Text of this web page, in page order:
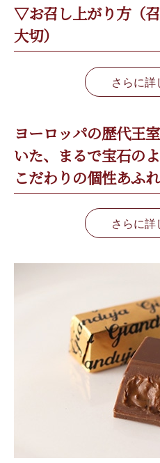
▽お召し上がり方（
大切）
さらに詳
ヨーロッパの歴代王
いた、まるで宝石の
こだわりの個性あふ
さらに詳